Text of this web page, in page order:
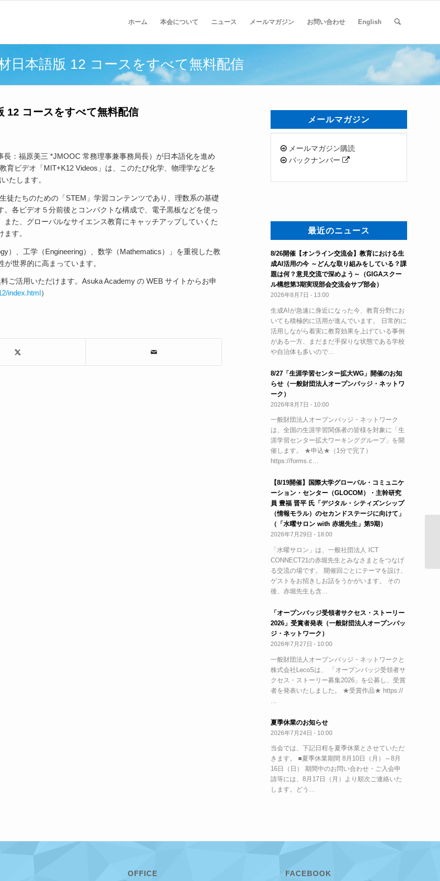
ホーム 本会について ニュース メールマガジン お問い合わせ English
日本語版 12 コースをすべて無料配信
12 コースをすべて無料配信
長：福原美三 *JMOOC 常務理事兼事務局長）が日本語化を進め
育ビデオ「MIT+K12 Videos」は、このたび化学、物理学などを
たします。
徒たちのための「STEM」学習コンテンツであり、理数系の基礎
各ビデオ５分前後とコンパクトな構成で、電子黒板などを使っ
た、グローバルなサイエンス教育にキャッチアップしていくた
す。
）、工学（Engineering）、数学（Mathematics）」を重視した教
世界的に高まっています。
ご活用いただけます。Asuka Academy の WEB サイトからお申
index.html）
メールマガジン
メールマガジン購読
バックナンバー
最近のニュース
8/26開催【オンライン交流会】教育における生
成AI活用の今 ～どんな取り組みをしている？課
題は何？意見交流で深めよう～（GIGAスクー
ル構想第3期実現部会交流会サブ部会）
2026年8月7日 - 13:00
生成AIが急速に身近になった今、教育分野にお
いても積極的に活用が進んでいます。 日常的に
活用しながら着実に教育効果を上げている事例
がある一方、まだまだ手探りな状態である学校
や自治体も多いので…
8/27「生涯学習センター拡大WG」開催のお知
らせ（一般財団法人オープンバッジ・ネットワ
ーク）
2026年8月7日 - 10:00
一般財団法人オープンバッジ・ネットワーク
は、全国の生涯学習関係者の皆様を対象に「生
涯学習センター拡大ワーキンググループ」を開
催します。 ★申込★（1分で完了）
https://forms.c…
【8/19開催】国際大学グローバル・コミュニケ
ーション・センター（GLOCOM）・主幹研究
員 豊福 晋平 氏「デジタル・シティズンシップ
（情報モラル）のセカンドステージに向けて」
（「水曜サロン with 赤堀先生」第9期）
2026年7月29日 - 18:00
「水曜サロン」は、一般社団法人 ICT
CONNECT21の赤堀先生とみなさまとをつなげ
る交流の場です。 開催回ごとにテーマを設け、
ゲストをお招きしお話をうかがいます。 その
後、赤堀先生も含…
「オープンバッジ受領者サクセス・ストーリー
2026」受賞者発表（一般財団法人オープンバッ
ジ・ネットワーク）
2026年7月27日 - 10:00
一般財団法人オープンバッジ・ネットワークと
株式会社LecoSは、 「オープンバッジ受領者サ
クセス・ストーリー募集2026」を公募し、受賞
者を発表いたしました。 ★受賞作品★ https://
夏季休業のお知らせ
2026年7月24日 - 10:00
当会では、下記日程を夏季休業とさせていただ
きます。 ■夏季休業期間 8月10日（月）～8月
16日（日） 期間中のお問い合わせ・ご入会申
請等には、8月17日（月）より順次ご連絡いた
します。どう…
OFFICE FACEBOOK